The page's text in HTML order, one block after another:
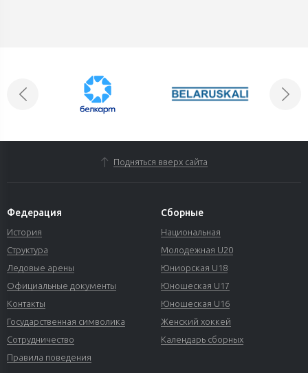
Подняться вверх сайта
Федерация
История
Структура
Ледовые арены
Официальные документы
Контакты
Государственная символика
Сотрудничество
Правила поведения
Сборные
Национальная
Молодежная U20
Юниорская U18
Юношеская U17
Юношеская U16
Женский хоккей
Календарь сборных